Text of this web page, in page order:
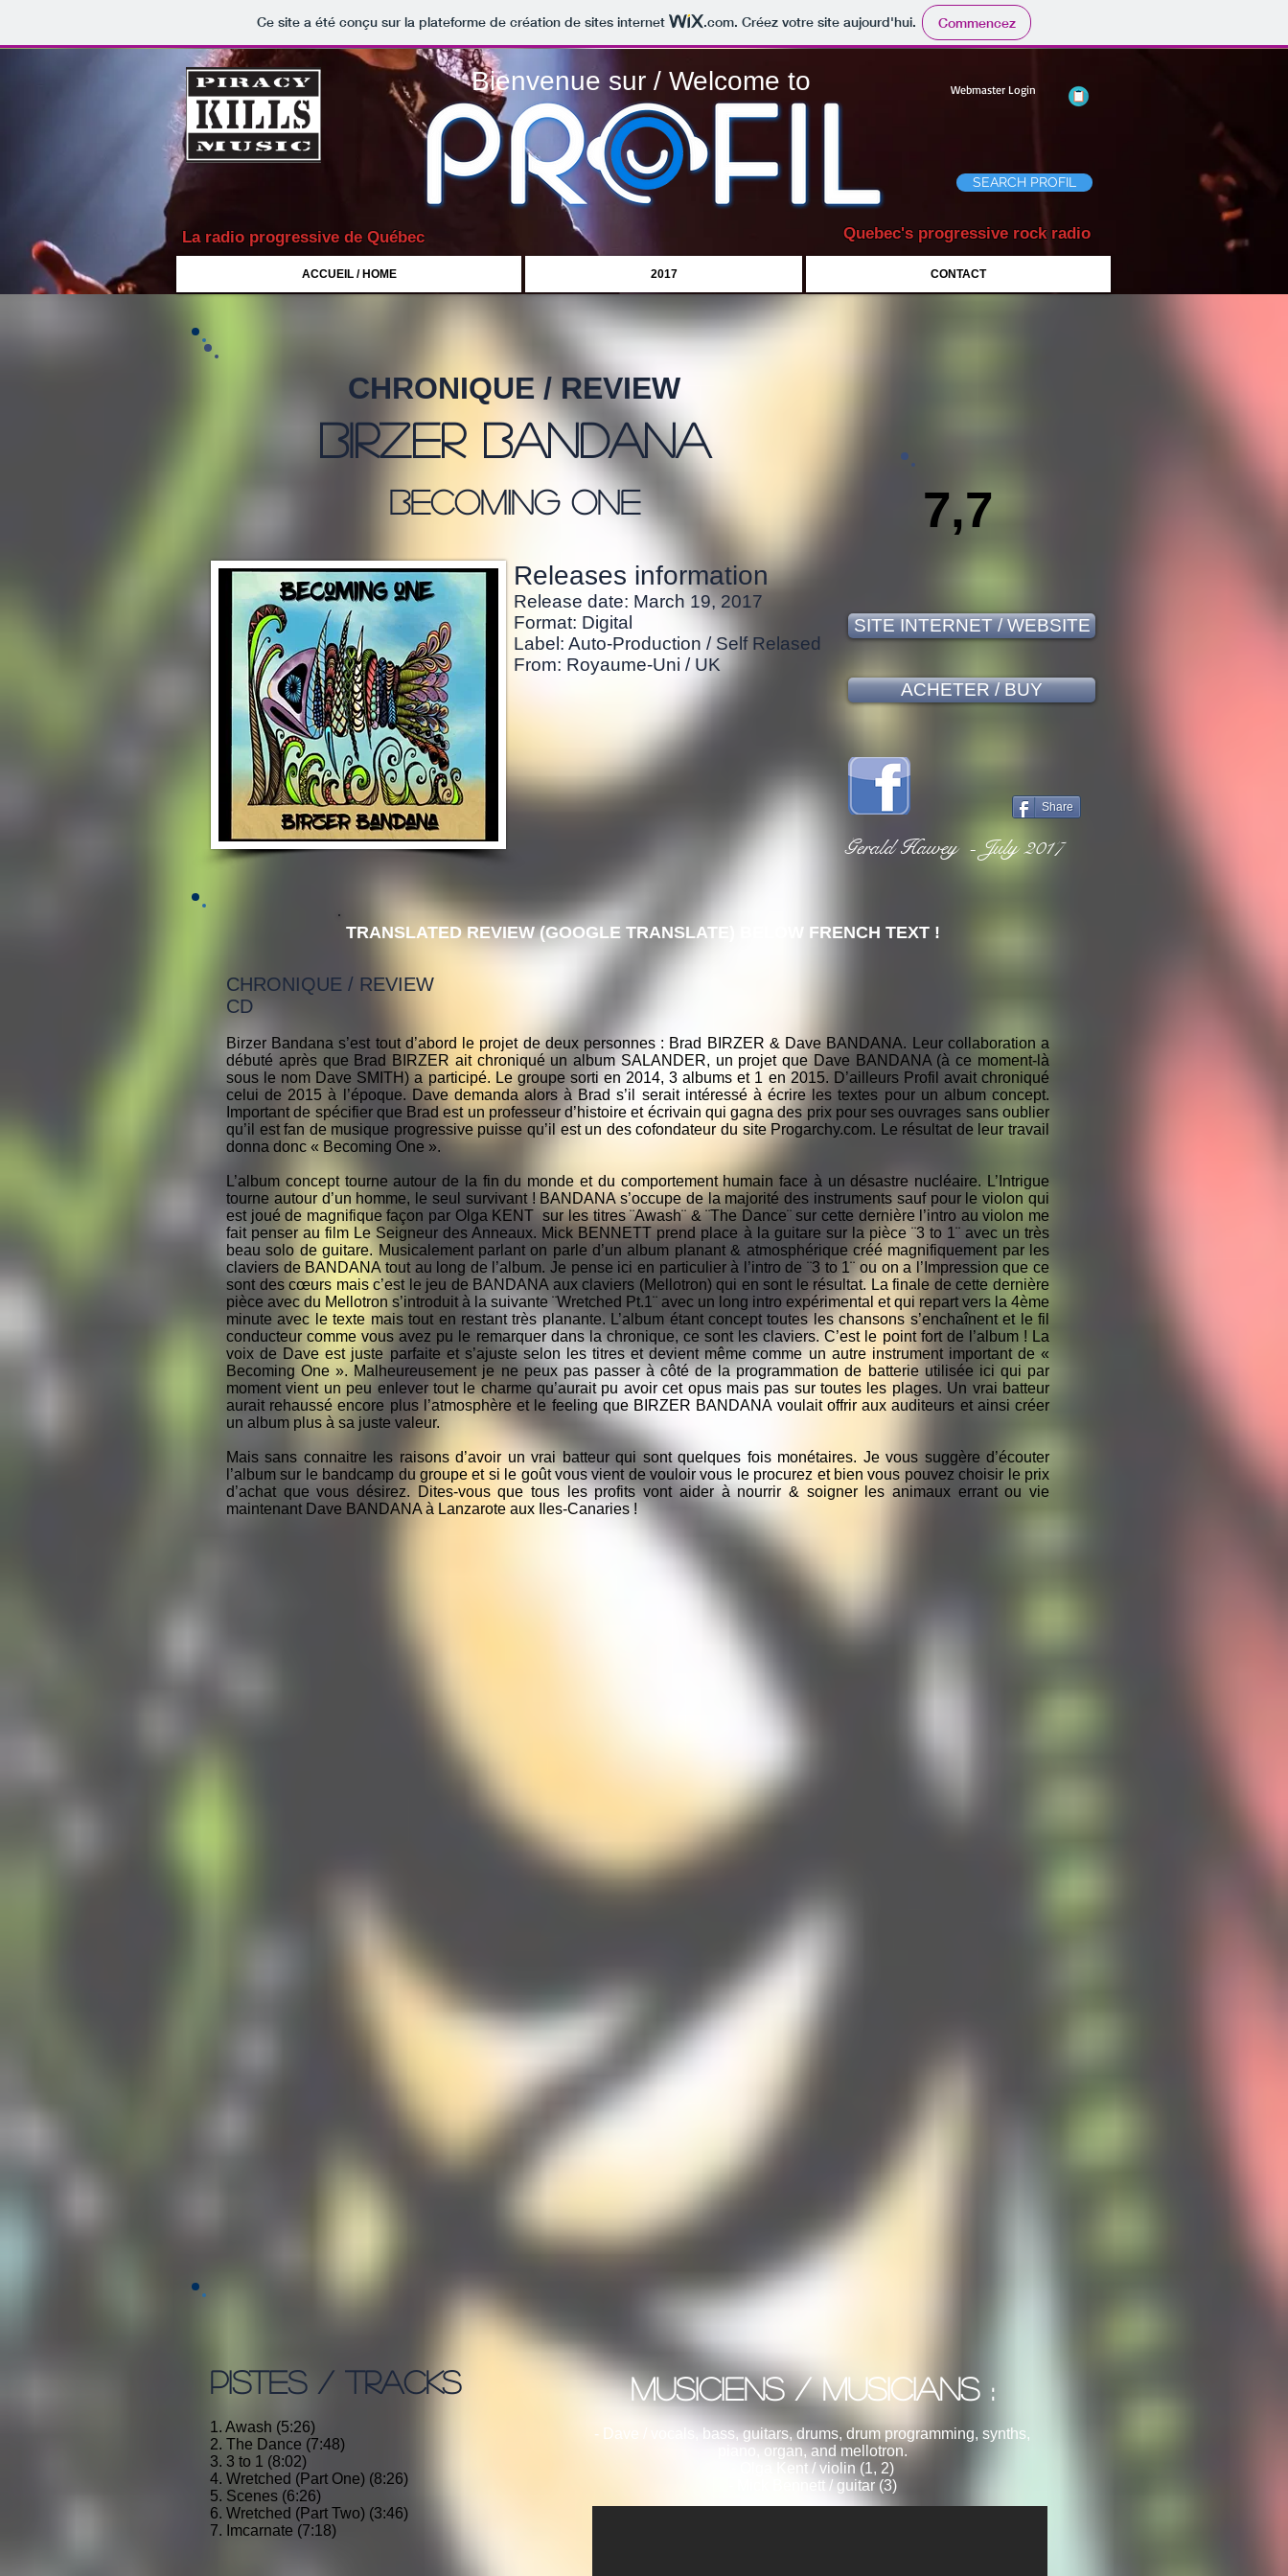
Ce site a été conçu sur la plateforme de création de sites internet .com. Créez votre site aujourd'hui. Commencez
Bienvenue sur / Welcome to Webmaster Login
Quebec's progressive rock radio
La radio progressive de Québec
SEARCH PROFIL
CHRONIQUE / REVIEW
birzer bandana
becoming one
Releases information
Release date: March 19, 2017
Format: Digital
Label: Auto-Production / Self Relased
From: Royaume-Uni / UK
7,7
SITE INTERNET / WEBSITE
ACHETER / BUY
Share
Gerald Hawey - July 2017
TRANSLATED REVIEW (GOOGLE TRANSLATE) BELOW FRENCH TEXT !
CHRONIQUE / REVIEW
CD
Birzer Bandana s’est tout d’abord le projet de deux personnes : Brad BIRZER & Dave BANDANA. Leur collaboration a
débuté après que Brad BIRZER ait chroniqué un album SALANDER, un projet que Dave BANDANA (à ce moment-là
sous le nom Dave SMITH) a participé. Le groupe sorti en 2014, 3 albums et 1 en 2015. D’ailleurs Profil avait chroniqué
celui de 2015 à l’époque. Dave demanda alors à Brad s’il serait intéressé à écrire les textes pour un album concept.
Important de spécifier que Brad est un professeur d’histoire et écrivain qui gagna des prix pour ses ouvrages sans oublier
qu’il est fan de musique progressive puisse qu’il est un des cofondateur du site Progarchy.com. Le résultat de leur travail
donna donc « Becoming One ».
L’album concept tourne autour de la fin du monde et du comportement humain face à un désastre nucléaire. L’Intrigue
tourne autour d’un homme, le seul survivant ! BANDANA s’occupe de la majorité des instruments sauf pour le violon qui
est joué de magnifique façon par Olga KENT sur les titres ¨Awash¨ & ¨The Dance¨ sur cette dernière l’intro au violon me
fait penser au film Le Seigneur des Anneaux. Mick BENNETT prend place à la guitare sur la pièce ¨3 to 1¨ avec un très
beau solo de guitare. Musicalement parlant on parle d’un album planant & atmosphérique créé magnifiquement par les
claviers de BANDANA tout au long de l’album. Je pense ici en particulier à l’intro de ¨3 to 1¨ ou on a l’Impression que ce
sont des cœurs mais c’est le jeu de BANDANA aux claviers (Mellotron) qui en sont le résultat. La finale de cette dernière
pièce avec du Mellotron s’introduit à la suivante ¨Wretched Pt.1¨ avec un long intro expérimental et qui repart vers la 4ème
minute avec le texte mais tout en restant très planante. L’album étant concept toutes les chansons s’enchaînent et le fil
conducteur comme vous avez pu le remarquer dans la chronique, ce sont les claviers. C’est le point fort de l’album ! La
voix de Dave est juste parfaite et s’ajuste selon les titres et devient même comme un autre instrument important de «
Becoming One ». Malheureusement je ne peux pas passer à côté de la programmation de batterie utilisée ici qui par
moment vient un peu enlever tout le charme qu’aurait pu avoir cet opus mais pas sur toutes les plages. Un vrai batteur
aurait rehaussé encore plus l’atmosphère et le feeling que BIRZER BANDANA voulait offrir aux auditeurs et ainsi créer
un album plus à sa juste valeur.
Mais sans connaitre les raisons d’avoir un vrai batteur qui sont quelques fois monétaires. Je vous suggère d’écouter
l’album sur le bandcamp du groupe et si le goût vous vient de vouloir vous le procurez et bien vous pouvez choisir le prix
d’achat que vous désirez. Dites-vous que tous les profits vont aider à nourrir & soigner les animaux errant ou vie
maintenant Dave BANDANA à Lanzarote aux Iles-Canaries !
PISTES / TRACKS
1. Awash (5:26)
2. The Dance (7:48)
3. 3 to 1 (8:02)
4. Wretched (Part One) (8:26)
5. Scenes (6:26)
6. Wretched (Part Two) (3:46)
7. Imcarnate (7:18)
Musiciens / MUSICIANS :
- Dave / vocals, bass, guitars, drums, drum programming, synths,
piano, organ, and mellotron.
- Olga Kent / violin (1, 2)
- Mick Bennett / guitar (3)
ACCUEIL / HOME 2017 CONTACT